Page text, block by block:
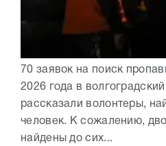
70 заявок на поиск
2026 года в
рассказали волонтеры,
человек. К сожалению,
найдены до сих...